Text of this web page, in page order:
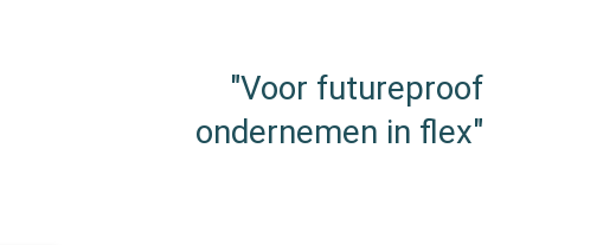
"Voor futureproof
ondernemen in flex"